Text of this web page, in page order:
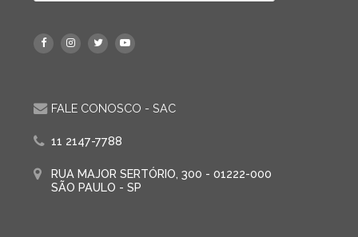
FALE CONOSCO - SAC
11 2147-7788
RUA MAJOR SERTÓRIO, 300 - 01222-000
SÃO PAULO - SP